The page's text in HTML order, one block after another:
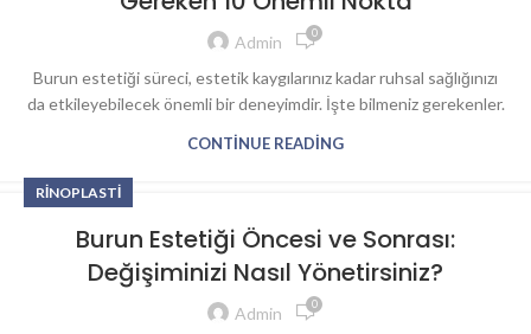
Admin 0
Burun estetiği süreci, estetik kaygılarınız kadar ruhsal sağlığınızı
da etkileyebilecek önemli bir deneyimdir. İşte bilmeniz gerekenler.
CONTINUE READING
RINOPLASTI
Burun Estetiği Öncesi ve Sonrası:
Değişiminizi Nasıl Yönetirsiniz?
Admin 0